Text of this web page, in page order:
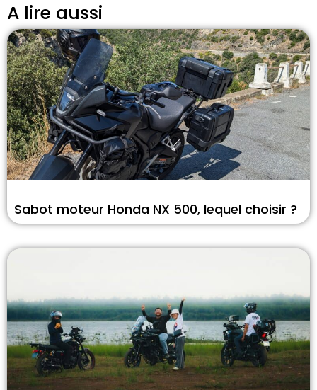
A lire aussi
Sabot moteur Honda NX 500, lequel choisir ?